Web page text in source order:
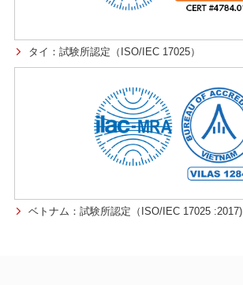
タイ：試験所認定（ISO/IEC 17025）
ベトナム：試験所認定（ISO/IEC 17025 :2017)